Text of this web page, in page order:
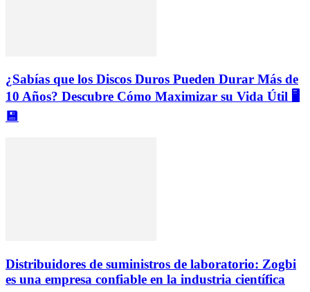
¿Sabías que los Discos Duros Pueden Durar Más de
10 Años? Descubre Cómo Maximizar su Vida Útil 🖥️
💾
Distribuidores de suministros de laboratorio: Zogbi
es una empresa confiable en la industria científica